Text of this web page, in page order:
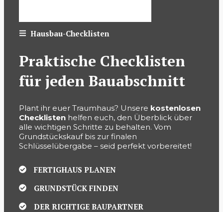
Hausbau-Checklisten
Praktische Checklisten
für jeden Bauabschnitt
Plant ihr euer Traumhaus? Unsere kostenlosen
Checklisten helfen euch, den Überblick über
alle wichtigen Schritte zu behalten. Vom
Grundstückskauf bis zur finalen
Schlüsselübergabe – seid perfekt vorbereitet!
FERTIGHAUS PLANEN
GRUNDSTÜCK FINDEN
DER RICHTIGE BAUPARTNER